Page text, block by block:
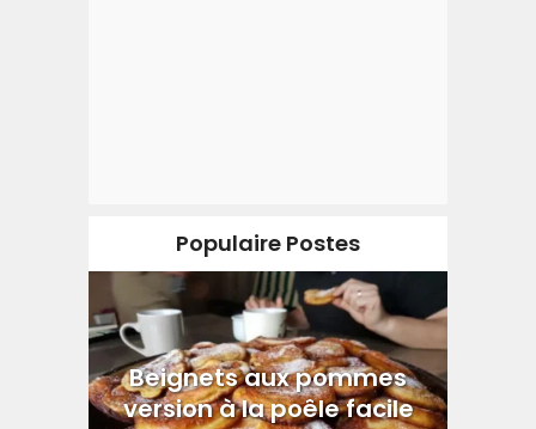
Populaire Postes
Beignets aux pommes
version à la poêle facile